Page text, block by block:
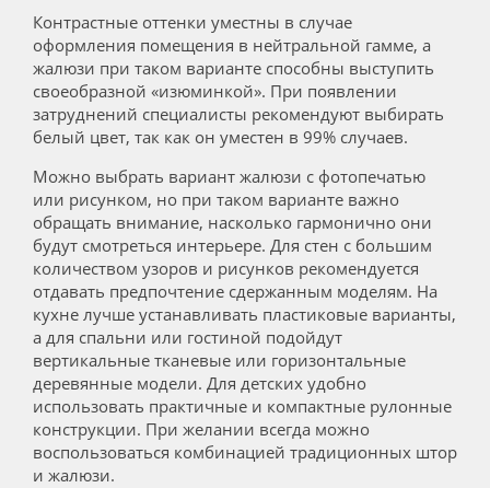
Контрастные оттенки уместны в случае
оформления помещения в нейтральной гамме, а
жалюзи при таком варианте способны выступить
своеобразной «изюминкой». При появлении
затруднений специалисты рекомендуют выбирать
белый цвет, так как он уместен в 99% случаев.
Можно выбрать вариант жалюзи с фотопечатью
или рисунком, но при таком варианте важно
обращать внимание, насколько гармонично они
будут смотреться интерьере. Для стен с большим
количеством узоров и рисунков рекомендуется
отдавать предпочтение сдержанным моделям. На
кухне лучше устанавливать пластиковые варианты,
а для спальни или гостиной подойдут
вертикальные тканевые или горизонтальные
деревянные модели. Для детских удобно
использовать практичные и компактные рулонные
конструкции. При желании всегда можно
воспользоваться комбинацией традиционных штор
и жалюзи.